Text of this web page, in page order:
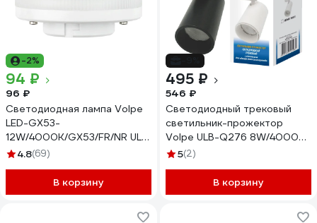
-2%
94 ₽
96 ₽
Светодиодная лампа Volpe
LED-GX53-
12W/4000K/GX53/FR/NR UL-
00011430
4.8(69)
В корзину
495 ₽
546 ₽
Светодиодный трековый
светильник-прожектор
Volpe ULB-Q276 8W/4000К
BLACK UL-00005934
5(2)
В корзину